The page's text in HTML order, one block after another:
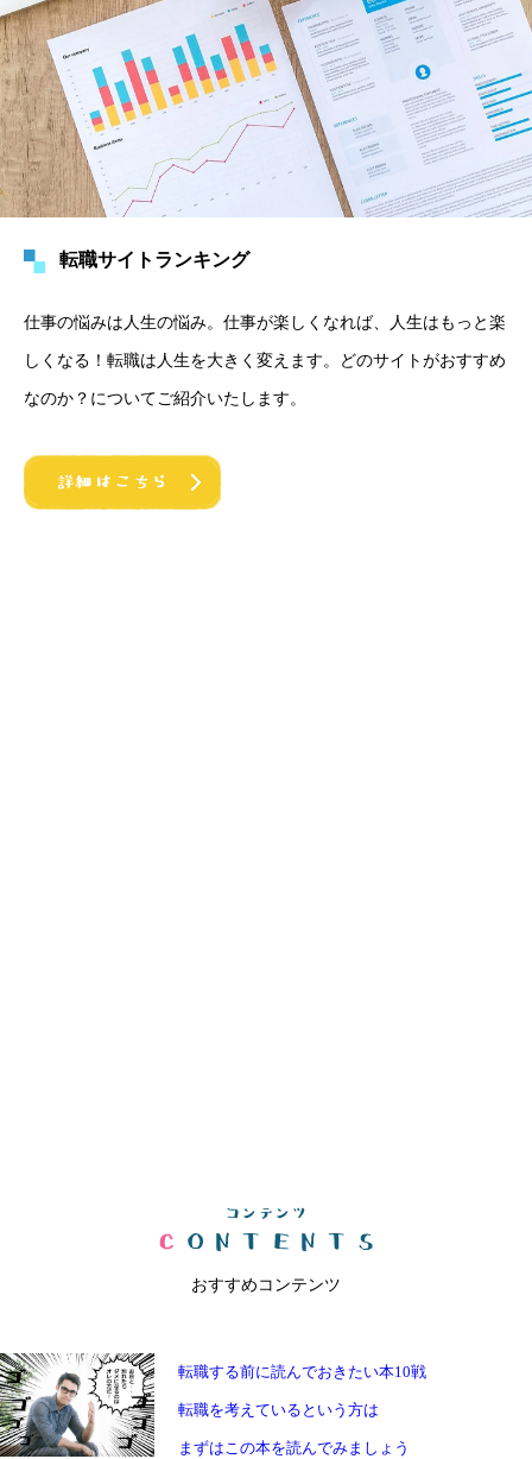
転職サイトランキング
仕事の悩みは人生の悩み。仕事が楽しくなれば、人生はもっと楽
しくなる！転職は人生を大きく変えます。どのサイトがおすすめ
なのか？についてご紹介いたします。
おすすめコンテンツ
転職する前に読んでおきたい本10戦
転職を考えているという方は
まずはこの本を読んでみましょう